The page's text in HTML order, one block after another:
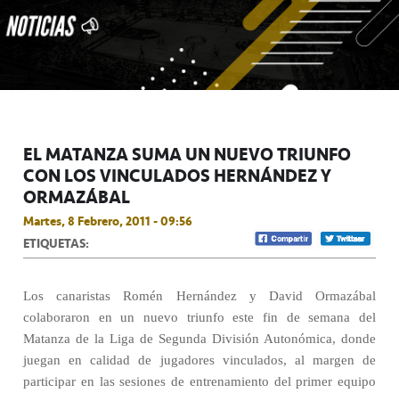
EL MATANZA SUMA UN NUEVO TRIUNFO
CON LOS VINCULADOS HERNÁNDEZ Y
ORMAZÁBAL
Martes, 8 Febrero, 2011 - 09:56
ETIQUETAS:
Los canaristas Romén Hernández y David Ormazábal
colaboraron en un nuevo triunfo este fin de semana del
Matanza de la Liga de Segunda División Autonómica, donde
juegan en calidad de jugadores vinculados, al margen de
participar en las sesiones de entrenamiento del primer equipo